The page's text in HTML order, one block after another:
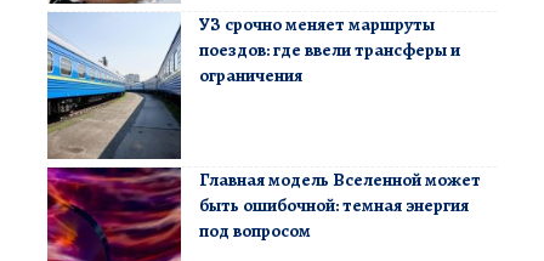
УЗ срочно меняет маршруты
поездов: где ввели трансферы и
ограничения
Главная модель Вселенной может
быть ошибочной: темная энергия
под вопросом